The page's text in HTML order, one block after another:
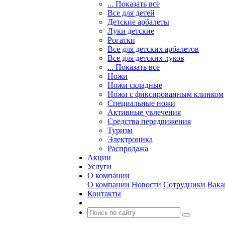
... Показать все
Все для детей
Детские арбалеты
Луки детские
Рогатки
Все для детских арбалетов
Все для детских луков
... Показать все
Ножи
Ножи складные
Ножи с фиксированным клинком
Специальные ножи
Активные увлечения
Средства передвижения
Туризм
Электроника
Распродажа
Акции
Услуги
О компании
О компании Новости Сотрудники
Контакты